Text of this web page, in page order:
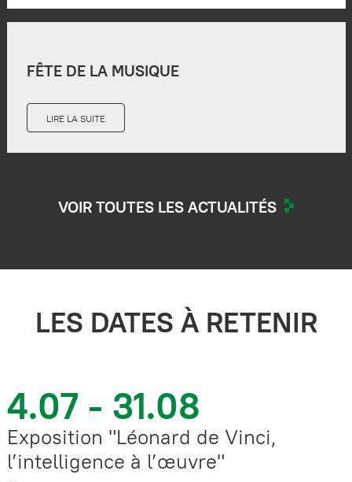
FÊTE DE LA MUSIQUE
LIRE LA SUITE
VOIR TOUTES LES ACTUALITÉS
LES DATES À RETENIR
4.07 - 31.08
Exposition "Léonard de Vinci,
l’intelligence à l’œuvre"